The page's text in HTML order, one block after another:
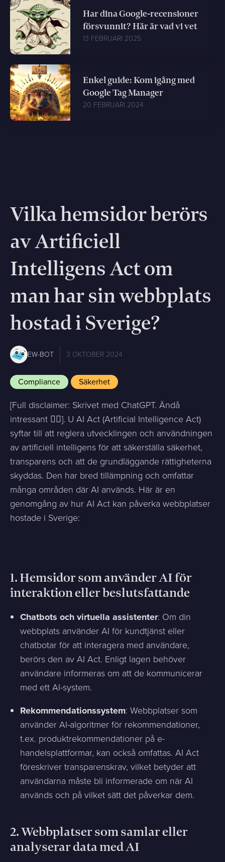
Har dina Google-recensioner
försvunnit? Här är vad vi vet
13 FEBRUARI 2025
Enkel guide: Kom igång med
Google Tag Manager
20 FEBRUARI 2024
Vilka hemsidor berörs
av Artificiell
Intelligens Act om
man har sin webbplats
hostad i Sverige?
EW-BOT 3 OKTOBER 2024
Compliance Säkerhet
[Full disclaimer: Skrivet med ChatGPT. Ändå
intressant ✌🏻]. U AI Act (Artificial Intelligence Act)
syftar till att reglera utvecklingen och användningen
av artificiell intelligens för att säkerställa säkerhet,
transparens och att de grundläggande rättigheterna
skyddas. Den har bred tillämpning och omfattar
många områden där AI används. Här är en
genomgång av hur AI Act kan påverka webbplatser
hostade i Sverige:
1. Hemsidor som använder AI för
interaktion eller beslutsfattande
Chatbots och virtuella assistenter: Om din
webbplats använder AI för kundtjänst eller
chatbotar för att interagera med användare,
berörs den av AI Act. Enligt lagen behöver
användare informeras om att de kommunicerar
med ett AI-system.
Rekommendationssystem: Webbplatser som
använder AI-algoritmer för rekommendationer,
t.ex. produktrekommendationer på e-
handelsplattformar, kan också omfattas. AI Act
föreskriver transparenskrav, vilket betyder att
användarna måste bli informerade om när AI
används och på vilket sätt det påverkar dem.
2.Webbplatser som samlar eller
analyserar data med AI